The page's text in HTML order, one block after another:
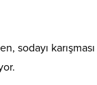
sodayı karışması